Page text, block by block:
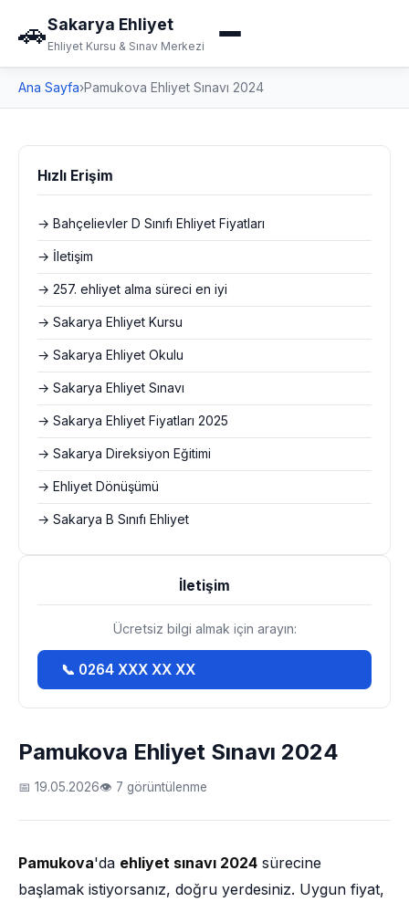
🚗Sakarya Ehliyet
Ehliyet Kursu & Sınav Merkezi
Ana Sayfa›Pamukova Ehliyet Sınavı 2024
Pamukova Ehliyet Sınavı 2024
📅 19.05.2026👁 7 görüntülenme
Pamukova'da ehliyet sınavı 2024 sürecine
başlamak istiyorsanız, doğru yerdesiniz. Uygun fiyat,
Hızlı Erişim
→ Bahçelievler D Sınıfı Ehliyet Fiyatları
→ İletişim
→ 257. ehliyet alma süreci en iyi
→ Sakarya Ehliyet Kursu
→ Sakarya Ehliyet Okulu
→ Sakarya Ehliyet Sınavı
→ Sakarya Ehliyet Fiyatları 2025
→ Sakarya Direksiyon Eğitimi
→ Ehliyet Dönüşümü
→ Sakarya B Sınıfı Ehliyet
İletişim
Ücretsiz bilgi almak için arayın:
📞 0264 XXX XX XX